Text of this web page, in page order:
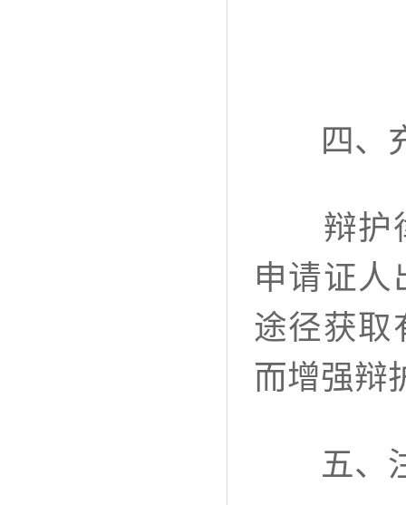
四、充
辩护律
申请证人
途径获取
而增强辩
五、注